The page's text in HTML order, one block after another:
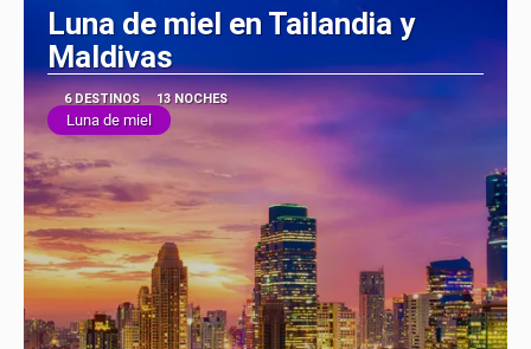
Luna de miel en Tailandia y
Maldivas
6 DESTINOS 13 NOCHES
Luna de miel